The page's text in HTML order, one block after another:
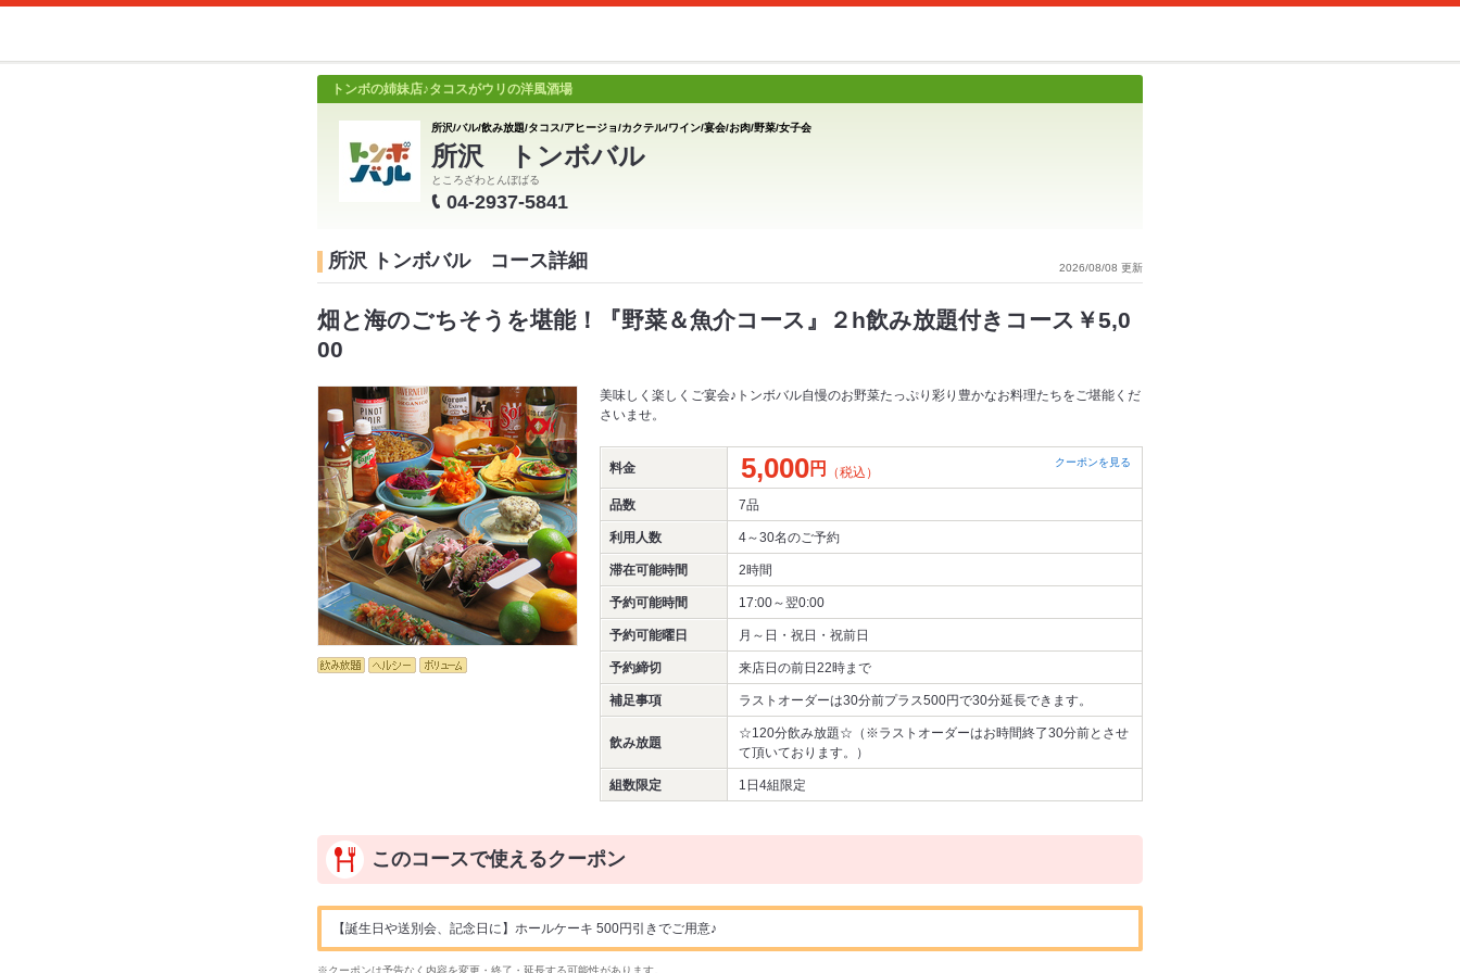
トンボの姉妹店♪タコスがウリの洋風酒場
所沢/バル/飲み放題/タコス/アヒージョ/カクテル/ワイン/宴会/お肉/野菜/女子会
所沢 トンボバル
ところざわとんぼばる
04-2937-5841
2026/08/08 更新
所沢 トンボバル コース詳細
畑と海のごちそうを堪能！『野菜＆魚介コース』２h飲み放題付きコース￥5,0
00
美味しく楽しくご宴会♪トンボバル自慢のお野菜たっぷり彩り豊かなお料理たちをご堪能くだ
さいませ。
料金 5,000円 （税込）
クーポンを見る
品数 7品
利用人数 4～30名のご予約
滞在可能時間 2時間
予約可能時間 17:00～翌0:00
予約可能曜日 月～日・祝日・祝前日
予約締切 来店日の前日22時まで
補足事項 ラストオーダーは30分前プラス500円で30分延長できます。
飲み放題
☆120分飲み放題☆（※ラストオーダーはお時間終了30分前とさせ
て頂いております。）
組数限定 1日4組限定
このコースで使えるクーポン
【誕生日や送別会、記念日に】ホールケーキ 500円引きでご用意♪
※クーポンは予告なく内容を変更・終了・延長する可能性があります。